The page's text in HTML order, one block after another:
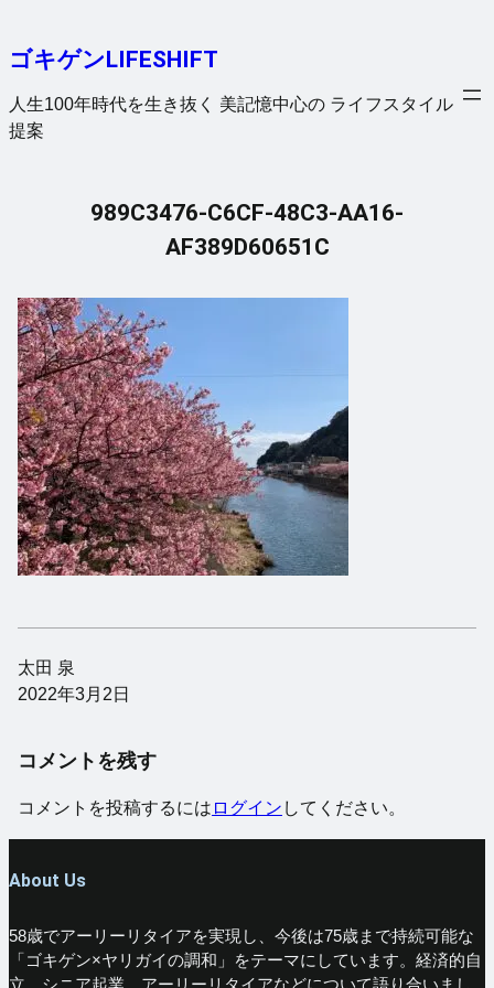
を
ス
キ
ゴキゲンLIFESHIFT
人生100年時代を生き抜く 美記憶中心の ライフスタイル
提案
989C3476-C6CF-48C3-AA16-
AF389D60651C
太田 泉
2022年3月2日
コメントを残す
コメントを投稿するには ログイン してください。
About Us
58歳でアーリーリタイアを実現し、今後は75歳まで持続可能な
「ゴキゲン×ヤリガイの調和」をテーマにしています。経済的自
立、シニア起業、アーリーリタイアなどについて語り合いまし